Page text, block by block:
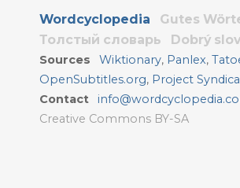
Wordcyclopedia
Gutes
Толстый словарь
Dobrý
Sources Wiktionary, Panlex,
OpenSubtitles.org, Project
Contact
Creative Commons BY-SA